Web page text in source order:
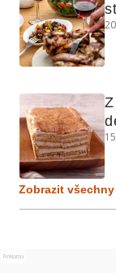
Zobrazit
Reklama